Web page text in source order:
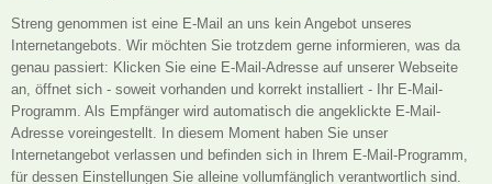
Streng genommen ist eine E-Mail an uns kein Angebot unseres
Internetangebots. Wir möchten Sie trotzdem gerne informieren, was da
genau passiert: Klicken Sie eine E-Mail-Adresse auf unserer Webseite
an, öffnet sich - soweit vorhanden und korrekt installiert - Ihr E-Mail-
Programm. Als Empfänger wird automatisch die angeklickte E-Mail-
Adresse voreingestellt. In diesem Moment haben Sie unser
Internetangebot verlassen und befinden sich in Ihrem E-Mail-Programm,
für dessen Einstellungen Sie alleine vollumfänglich verantwortlich sind.